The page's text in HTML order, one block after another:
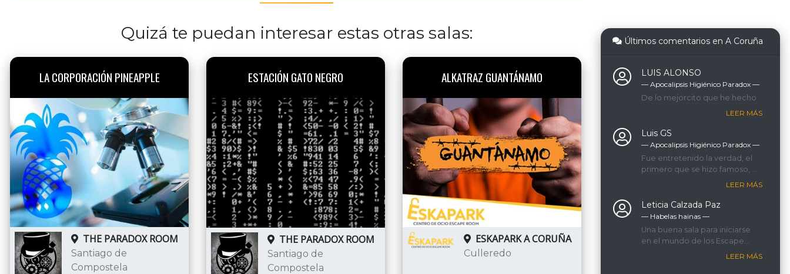
Quizá te puedan interesar estas otras salas:
LA CORPORACIÓN PINEAPPLE
THE PARADOX ROOM
Santiago de
Compostela
ESTACIÓN GATO NEGRO
THE PARADOX ROOM
Santiago de
Compostela
ALKATRAZ GUANTÁNAMO
ESKAPARK A CORUÑA
Culleredo
Últimos comentarios en A Coruña
LUIS ALONSO
— Apocalipsis Higiénico Paradox ―
De lo mejorcito que he hecho
LEER MÁS
Luis GS
— Apocalipsis Higiénico Paradox ―
Fue entretenido la verdad, el
primero que se hizo famoso, y
el primero de muchos de los
LEER MÁS
Leticia Calzada Paz
— Habelas hainas ―
Una buena sala para iniciarse
en el mundo de los Escape
LEER MÁS